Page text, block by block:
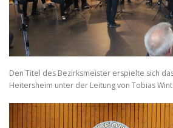
Den Titel des Bezirksmeister erspielte sich
Heitersheim unter der Leitung von Tobias